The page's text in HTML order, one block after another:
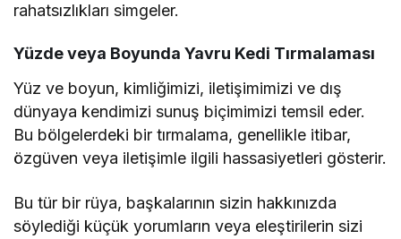
rahatsızlıkları simgeler.
Yüzde veya Boyunda Yavru Kedi Tırmalaması
Yüz ve boyun, kimliğimizi, iletişimimizi ve dış
dünyaya kendimizi sunuş biçimimizi temsil eder.
Bu bölgelerdeki bir tırmalama, genellikle itibar,
özgüven veya iletişimle ilgili hassasiyetleri gösterir.
Bu tür bir rüya, başkalarının sizin hakkınızda
söylediği küçük yorumların veya eleştirilerin sizi